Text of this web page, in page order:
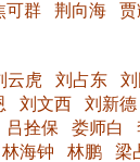
可群 荆向海 贾
云虎 刘占东
刘文西 刘新德
吕拴保 娄师白
林海钟 林鹏 梁